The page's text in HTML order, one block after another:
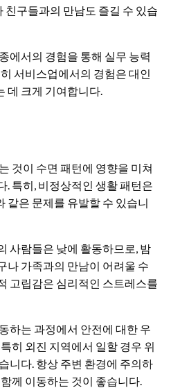
친구들과의 만남도 즐길 수 있습
에서의 경험을 통해 실무 능력
서비스업에서의 경험은 대인
데 크게 기여합니다.
것이 수면 패턴에 영향을 미쳐
. 특히, 비정상적인 생활 패턴은
같은 문제를 유발할 수 있습니
사람들은 낮에 활동하므로, 밤
나 가족과의 만남이 어려울 수
고립감은 심리적인 스트레스를
하는 과정에서 안전에 대한 우
히 외진 지역에서 일할 경우 위
니다. 항상 주변 환경에 주의하
께 이동하는 것이 좋습니다.